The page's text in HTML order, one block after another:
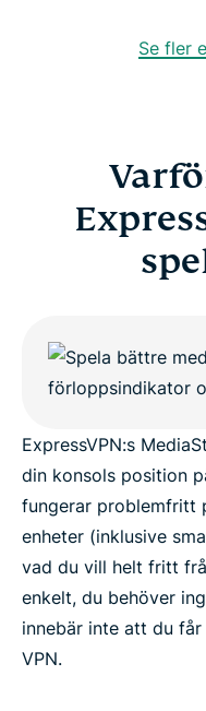
Se fler
ExpressVPN:s
din konsols position
fungerar problemfritt
enheter (inklusive
vad du vill helt fritt
enkelt, du behöver
innebär inte att du
VPN.